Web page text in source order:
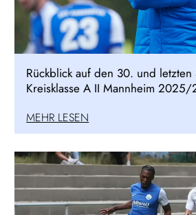
Rückblick auf den 30. und
Kreisklasse A II Mannheim 2025/
MEHR LESEN